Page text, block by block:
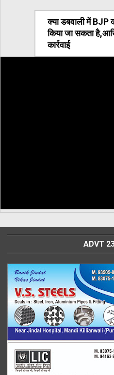
क्या डबवाली में
किया जा सकता
कार्रवाई
ADVT